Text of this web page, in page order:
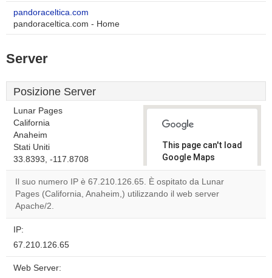
pandoraceltica.com
pandoraceltica.com - Home
Server
Posizione Server
Lunar Pages
California
Anaheim
Stati Uniti
33.8393, -117.8708
This page can't load
Google Maps
correctly.
Do you
Il suo numero IP è 67.210.126.65. È ospitato da Lunar
Pages (California, Anaheim,) utilizzando il web server
Apache/2.
IP:
67.210.126.65
Web Server: